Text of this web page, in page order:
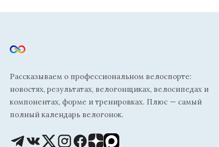
Рассказываем о профессиональном велоспорте:
новостях, результатах, велогонщиках, велосипедах и
компонентах, форме и тренировках. Плюс — самый
полный календарь велогонок.